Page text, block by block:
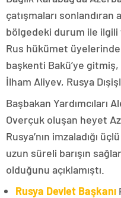
çatışmaları sonlandıran
bölgedeki durum ile
Rus hükümet
başkenti Bakü’ye
İlham Aliyev, Rusya
Başbakan Yardımcıları
Overçuk oluşan heyet
Rusya’nın imzaladığı
uzun süreli barışın
olduğunu açıklamıştı.
Rusya Devlet Başkanı